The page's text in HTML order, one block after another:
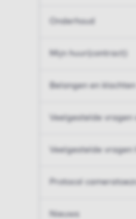
Onderhoud
Mijn huur(contract)
Belangen en klachten
Veelgestelde vragen
Veelgestelde vragen
Protocol
Nieuws